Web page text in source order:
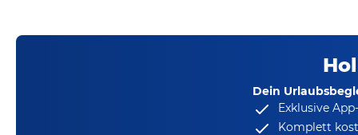
Dein
Exklusive
Komplett